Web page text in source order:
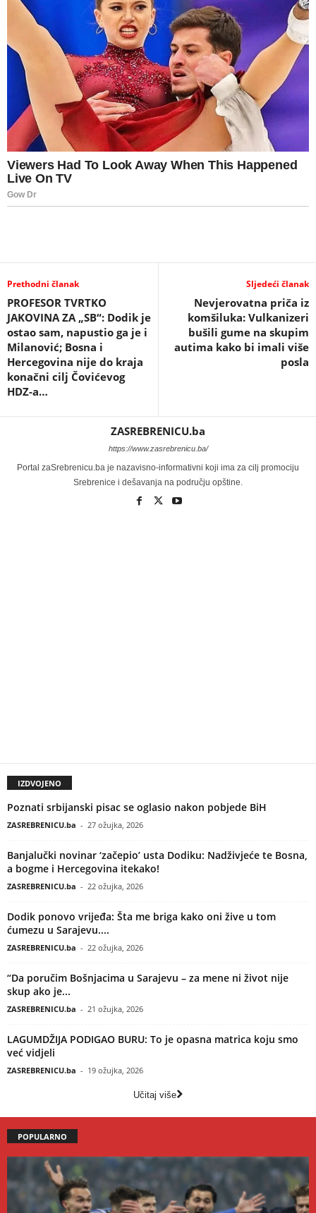
Prethodni članak
PROFESOR TVRTKO
JAKOVINA ZA „SB“: Dodik je
ostao sam, napustio ga je i
Milanović; Bosna i
Hercegovina nije do kraja
konačni cilj Čovićevog
HDZ-a…
Sljedeći članak
Nevjerovatna priča iz
komšiluka: Vulkanizeri
bušili gume na skupim
autima kako bi imali više
posla
ZASREBRENICU.ba
https://www.zasrebrenicu.ba/
Portal zaSrebrenicu.ba je nazavisno-informativni koji ima za cilj promociju
Srebrenice i dešavanja na području opštine.
IZDVOJENO
Poznati srbijanski pisac se oglasio nakon pobjede BiH
ZASREBRENICU.ba - 27 ožujka, 2026
Banjalučki novinar ‘začepio’ usta Dodiku: Nadživjeće te Bosna,
a bogme i Hercegovina itekako!
ZASREBRENICU.ba - 22 ožujka, 2026
Dodik ponovo vrijeđa: Šta me briga kako oni žive u tom
ćumezu u Sarajevu....
ZASREBRENICU.ba - 22 ožujka, 2026
“Da poručim Bošnjacima u Sarajevu – za mene ni život nije
skup ako je...
ZASREBRENICU.ba - 21 ožujka, 2026
LAGUMDŽIJA PODIGAO BURU: To je opasna matrica koju smo
već vidjeli
ZASREBRENICU.ba - 19 ožujka, 2026
Učitaj više
POPULARNO